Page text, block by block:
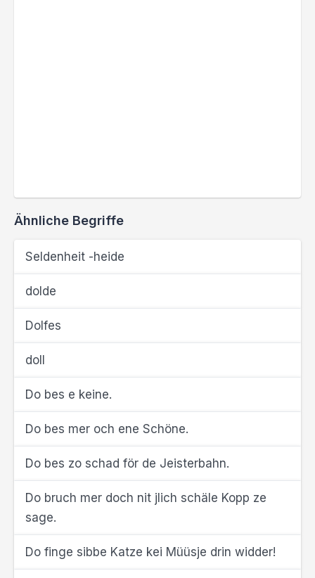
Ähnliche Begriffe
Seldenheit -heide
dolde
Dolfes
doll
Do bes e keine.
Do bes mer och ene Schöne.
Do bes zo schad för de Jeisterbahn.
Do bruch mer doch nit jlich schäle Kopp ze
sage.
Do finge sibbe Katze kei Müüsje drin widder!